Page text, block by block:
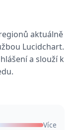
aktuálně
Lucidchart.
a slouží k
Více